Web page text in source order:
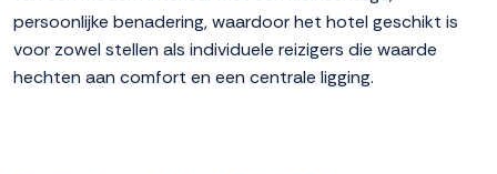
persoonlijke benadering, waardoor het hotel geschikt is
voor zowel stellen als individuele reizigers die waarde
hechten aan comfort en een centrale ligging.